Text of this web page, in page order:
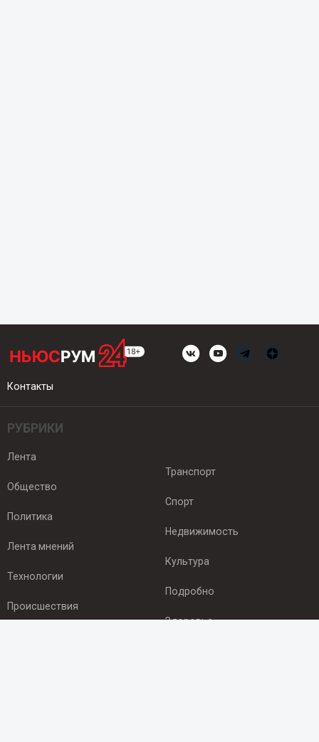
Контакты
РУБРИКИ
Лента
Общество
Политика
Лента мнений
Технологии
Происшествия
Транспорт
Спорт
Недвижимость
Культура
Подробно
Здоровье